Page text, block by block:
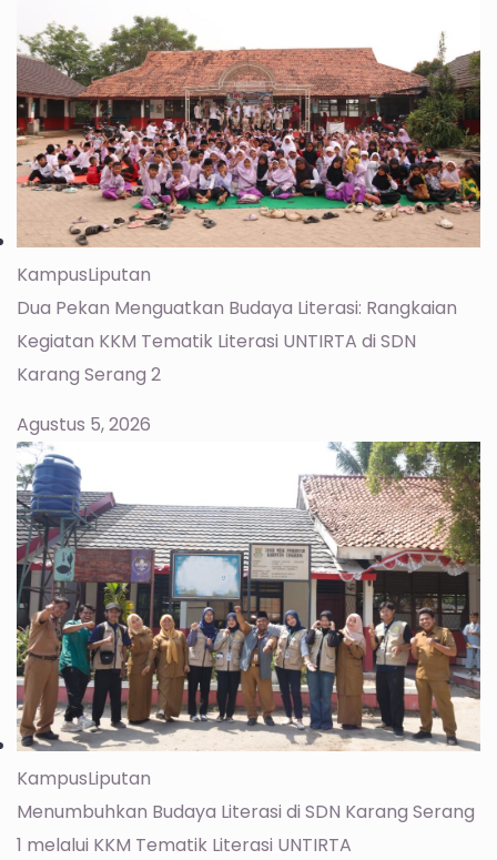
KampusLiputan
Dua Pekan Menguatkan Budaya Literasi: Rangkaian
Kegiatan KKM Tematik Literasi UNTIRTA di SDN
Karang Serang 2
Agustus 5, 2026
KampusLiputan
Menumbuhkan Budaya Literasi di SDN Karang Serang
1 melalui KKM Tematik Literasi UNTIRTA